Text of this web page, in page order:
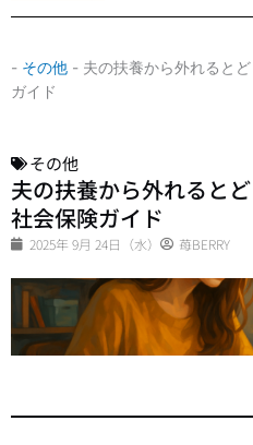
- その他 - 夫の扶養から外れると
ガイド
その他
夫の扶養から外れると
社会保険ガイド
2025年 9月 24日（水） 苺BERRY